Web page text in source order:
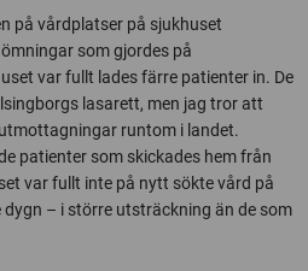
på vårdplatser på sjukhuset
som gjordes på
var fullt lades färre patienter in. De
lasarett, men jag tror att
runtom i landet.
patienter som skickades hem från
var fullt inte på nytt sökte vård på
– i större utsträckning än de som